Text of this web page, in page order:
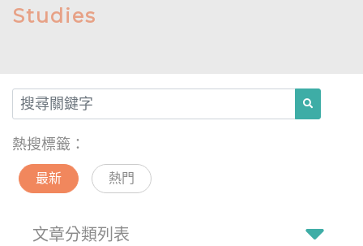
Studies
熱搜標籤：
最新 熱門
文章分類列表